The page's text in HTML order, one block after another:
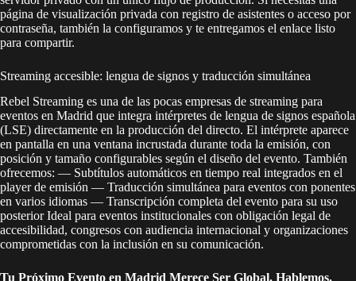
página de visualización privada con registro de asistentes o acceso por
contraseña, también la configuramos y te entregamos el enlace listo
para compartir.
Streaming accesible: lengua de signos y traducción simultánea
Rebel Streaming es una de las pocas empresas de streaming para
eventos en Madrid que integra intérpretes de lengua de signos española
(LSE) directamente en la producción del directo. El intérprete aparece
en pantalla en una ventana incrustada durante toda la emisión, con
posición y tamaño configurables según el diseño del evento. También
ofrecemos: — Subtítulos automáticos en tiempo real integrados en el
player de emisión — Traducción simultánea para eventos con ponentes
en varios idiomas — Transcripción completa del evento para su uso
posterior Ideal para eventos institucionales con obligación legal de
accesibilidad, congresos con audiencia internacional y organizaciones
comprometidas con la inclusión en su comunicación.
Tu Próximo Evento en Madrid Merece Ser Global. Hablemos.